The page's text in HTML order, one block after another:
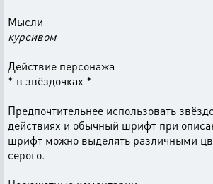
Мысли
курсивом
Действие персонажа
* в звёздочках *
Предпочтительнее использовать
действиях и обычный шрифт при
шрифт можно выделять различными
серого.